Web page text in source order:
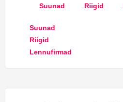
Suunad Riigid
Suunad
Riigid
Lennufirmad